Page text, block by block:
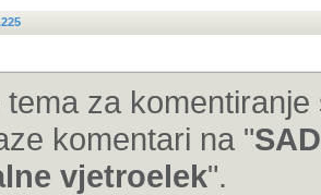
tema za
komentari na "
vjetroelek".